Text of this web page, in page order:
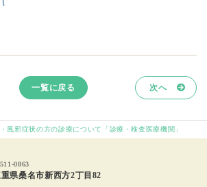
一覧に戻る 次へ
風邪症状の方の診療について「診療・検査医療機関」
0863
県桑名市新西方2丁目82